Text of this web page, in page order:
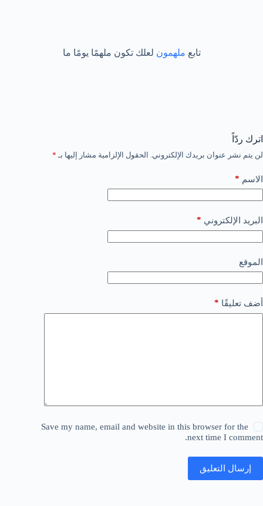
تابع ملهمون لعلك تكون ملهمًا يومًا ما
اترك ردّاً
لن يتم نشر عنوان بريدك الإلكتروني. الحقول الإلزامية مشار إليها بـ *
الاسم *
البريد الإلكتروني *
الموقع
أضف تعليقًا *
Save my name, email and website in this browser for the
next time I comment.
إرسال التعليق